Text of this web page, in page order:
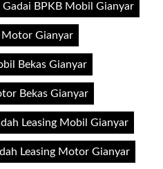
Gadai BPKB Mobil Gianyar
Motor Gianyar
Bekas Gianyar
Bekas Gianyar
Leasing Mobil Gianyar
Leasing Motor Gianyar